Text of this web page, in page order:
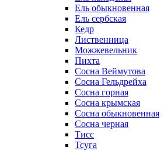
Ель обыкновенная
Ель сербская
Кедр
Лиственница
Можжевельник
Пихта
Сосна Веймутова
Сосна Гельдрейха
Сосна горная
Сосна крымская
Сосна обыкновенная
Сосна черная
Тисс
Тсуга